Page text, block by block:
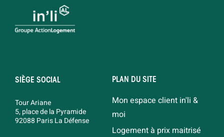
SIÈGE SOCIAL
Tour Ariane
5, place de la Pyramide
92088 Paris La Défense
PLAN DU SITE
Mon espace client in'li &
moi
Logement à prix maitrisé